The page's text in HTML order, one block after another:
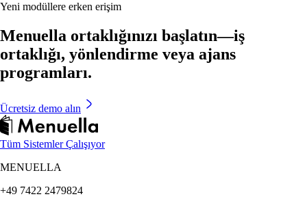
Yeni modüllere erken erişim
Menuella ortaklığınızı başlatın—iş
ortaklığı, yönlendirme veya ajans
programları.
Ücretsiz demo alın
Tüm Sistemler Çalışıyor
MENUELLA
+49 7422 2479824